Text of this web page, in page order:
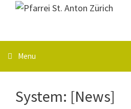
Springe
Menu
System: [News]